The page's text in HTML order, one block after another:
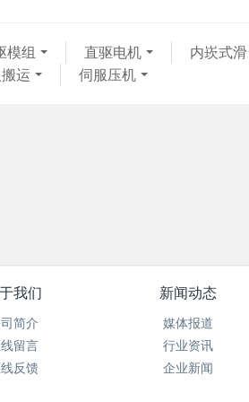
模组 直驱电机
内崁式
运
伺服压机
我们
简介
留言
反馈
新闻动态
媒体报道
行业资讯
企业新闻